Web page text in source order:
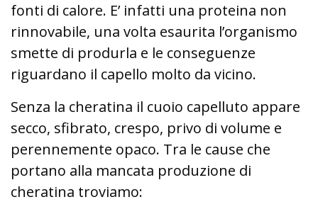
fonti di calore. E’ infatti una proteina non
rinnovabile, una volta esaurita l’organismo
smette di produrla e le conseguenze
riguardano il capello molto da vicino.
Senza la cheratina il cuoio capelluto appare
secco, sfibrato, crespo, privo di volume e
perennemente opaco. Tra le cause che
portano alla mancata produzione di
cheratina troviamo: